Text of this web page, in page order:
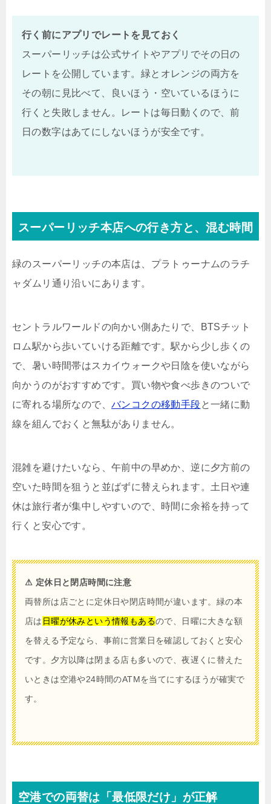
行く前にアプリでレートを見ておく
スーパーリッチは公式サイトやアプリでその日の
レートを公開しています。緑とオレンジの両方を
その朝に見比べて、良いほう・空いているほうに
行くと失敗しません。レートは毎日動くので、前
日の数字はあてにしないほうが安全です。
スーパーリッチ本店への行き方と、混む時間
緑のスーパーリッチの本店は、プラトゥーナムのラチ
ャダムリ通り沿いにあります。
セントラルワールドの向かい側あたりで、BTSチット
ロム駅から歩いていける距離です。駅から少し歩くの
で、暑い時間帯はスカイウォークや日陰を使いながら
向かうのがおすすめです。買い物や食べ歩きのついで
に寄れる場所なので、 バンコクの移動手段と一緒に動
線を組んでおくと無駄がありません。
混雑を避けたいなら、午前中の早めか、逆に夕方前の
空いた時間を狙うと並ばずに替えられます。土日や連
休は旅行者が集中しやすいので、時間に余裕を持って
行くと安心です。
⚠ 定休日と閉店時間に注意
両替所は店ごとに定休日や閉店時間が違います。緑の本
店は 日曜が休みという情報もあるので、日曜に大きな額
を替える予定なら、事前に営業日を確認しておくと安心
です。夕方以降は閉まる店も多いので、夜遅くに替えた
いときは空港や24時間のATMを当てにするほうが確実で
す。
空港での両替は「最低限だけ」が正解